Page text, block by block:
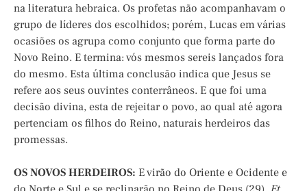
na literatura hebraica. Os profetas não acompanhavam o
grupo de líderes dos escolhidos; porém, Lucas em várias
ocasiões os agrupa como conjunto que forma parte do
Novo Reino. E termina: vós mesmos sereis lançados fora
do mesmo. Esta última conclusão indica que Jesus se
refere aos seus ouvintes conterrâneos. E que foi uma
decisão divina, esta de rejeitar o povo, ao qual até agora
pertenciam os filhos do Reino, naturais herdeiros das
promessas.
OS NOVOS HERDEIROS: E virão do Oriente e Ocidente e